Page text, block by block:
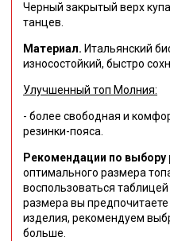
Черный закрытый верх
танцев.
Материал. Итальянский
износостойкий, быстро
Улучшенный топ Молния:
- более свободная и
резинки-пояса.
Рекомендации по выбору
оптимального размера
воспользоваться
размера вы
изделия, рекомендуем
больше.